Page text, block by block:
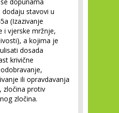
dodaju stavovi u
(Izazivanje
i vjerske mržnje,
a kojima je
dosada
krivične
ili opravdavanja
zločina protiv
zločina.